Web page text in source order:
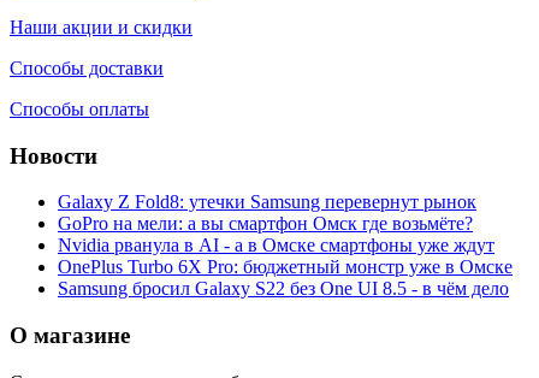
Наши акции и скидки
Способы доставки
Способы оплаты
Новости
Galaxy Z Fold8: утечки Samsung перевернут рынок
GoPro на мели: а вы смартфон Омск где возьмёте?
Nvidia рванула в AI - а в Омске смартфоны уже ждут
OnePlus Turbo 6X Pro: бюджетный монстр уже в Омске
Samsung бросил Galaxy S22 без One UI 8.5 - в чём дело
О магазине